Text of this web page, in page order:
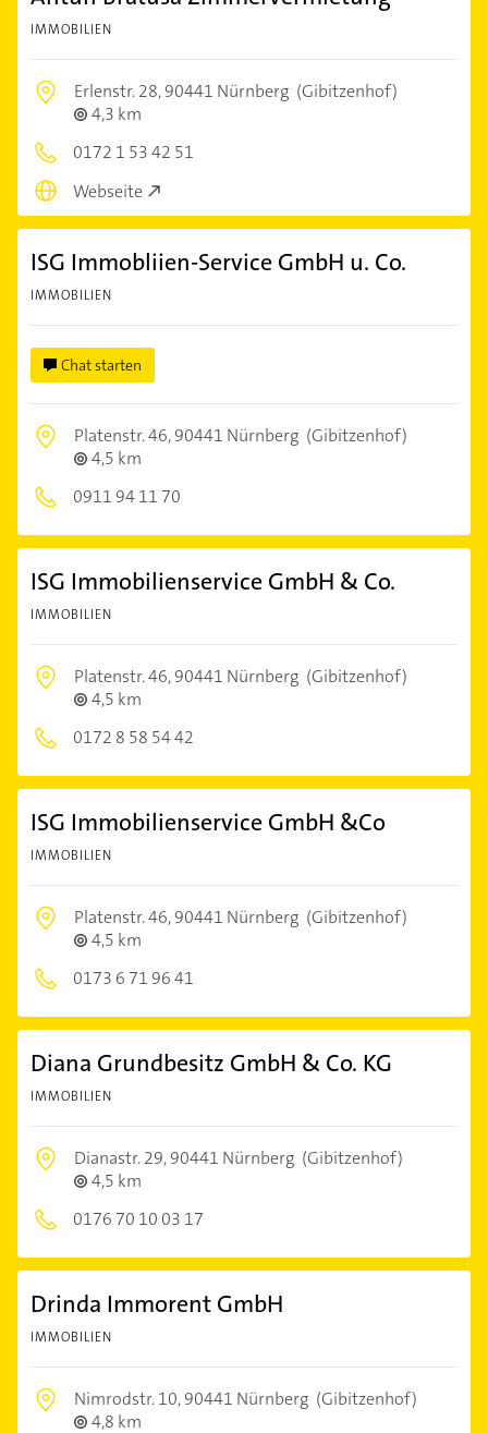
IMMOBILIEN
Erlenstr. 28,90441 Nürnberg (Gibitzenhof)
4,3 km
0172 1 53 42 51
Webseite
ISG Immobliien-Service GmbH u. Co.
IMMOBILIEN
Chat starten
Platenstr. 46,90441 Nürnberg (Gibitzenhof)
4,5 km
0911 94 11 70
ISG Immobilienservice GmbH & Co.
IMMOBILIEN
Platenstr. 46,90441 Nürnberg (Gibitzenhof)
4,5 km
0172 8 58 54 42
ISG Immobilienservice GmbH &Co
IMMOBILIEN
Platenstr. 46,90441 Nürnberg (Gibitzenhof)
4,5 km
0173 6 71 96 41
Diana Grundbesitz GmbH & Co. KG
IMMOBILIEN
Dianastr. 29,90441 Nürnberg (Gibitzenhof)
4,5 km
0176 70 10 03 17
Drinda Immorent GmbH
IMMOBILIEN
Nimrodstr. 10,90441 Nürnberg (Gibitzenhof)
4,8 km